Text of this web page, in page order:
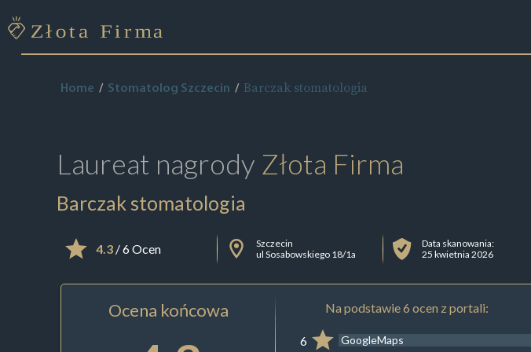
Home Stomatolog Szczecin Barczak stomatologia
Laureat nagrody Złota Firma
Barczak stomatologia
4.3/ 6 Ocen
Szczecin
ul Sosabowskiego 18/1a
Data skanowania:
25 kwietnia 2026
Ocena końcowa Na podstawie 6 ocen z portali:
6 GoogleMaps